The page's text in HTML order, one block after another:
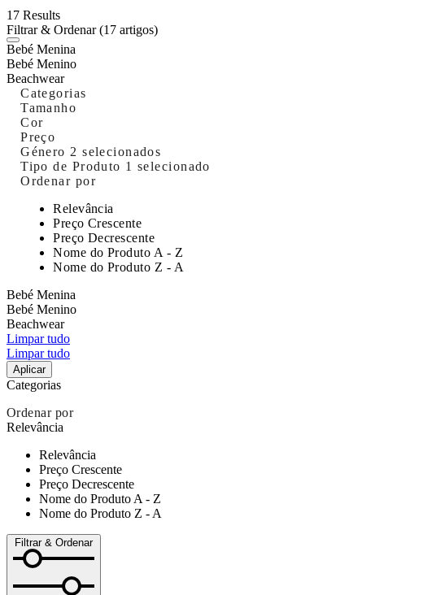
17 Results
Filtrar & Ordenar(17 artigos)
Bebé Menina
Bebé Menino
Beachwear
Categorias
Tamanho
Cor
Preço
Género 2 selecionados
Tipo de Produto 1 selecionado
Ordenar por
Relevância
Preço Crescente
Preço Decrescente
Nome do Produto A - Z
Nome do Produto Z - A
Bebé Menina
Bebé Menino
Beachwear
Limpar tudo
Limpar tudo
Aplicar
Categorias
Ordenar por
Relevância
Relevância
Preço Crescente
Preço Decrescente
Nome do Produto A - Z
Nome do Produto Z - A
Filtrar & Ordenar